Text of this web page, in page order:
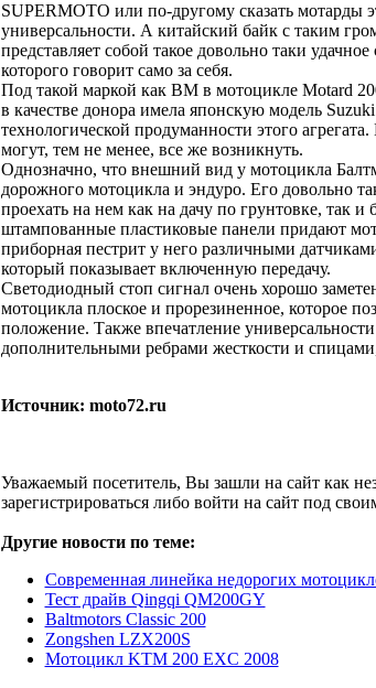
SUPERMOTO или по-другому сказать мотарды
универсальности. А китайский байк с таким
представляет собой такое довольно таки
которого говорит само за себя.
Под такой маркой как ВМ в мотоцикле Motard
в качестве донора имела японскую модель
технологической продуманности этого
могут, тем не менее, все же возникнуть.
Однозначно, что внешний вид у мотоцикла
дорожного мотоцикла и эндуро. Его довольно
проехать на нем как на дачу по грунтовке, так
штампованные пластиковые панели придают
приборная пестрит у него различными
который показывает включенную передачу.
Светодиодный стоп сигнал очень хорошо
мотоцикла плоское и прорезиненное, которое
положение. Также впечатление
дополнительными ребрами жесткости и
Источник: moto72.ru
Уважаемый посетитель, Вы зашли на сайт как
зарегистрироваться либо войти на сайт под
Другие новости по теме:
Современная линейка недорогих
Тест драйв Qingqi QM200GY
Baltmotors Classic 200
Zongshen LZX200S
Мотоцикл KTM 200 EXC 2008